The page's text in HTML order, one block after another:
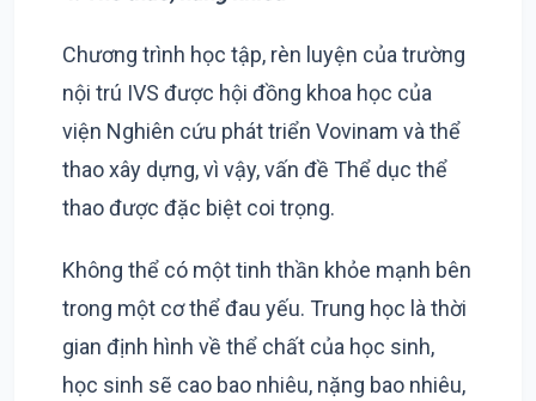
Chương trình học tập, rèn luyện của trường
nội trú IVS được hội đồng khoa học của
viện Nghiên cứu phát triển Vovinam và thể
thao xây dựng, vì vậy, vấn đề Thể dục thể
thao được đặc biệt coi trọng.
Không thể có một tinh thần khỏe mạnh bên
trong một cơ thể đau yếu. Trung học là thời
gian định hình về thể chất của học sinh,
học sinh sẽ cao bao nhiêu, nặng bao nhiêu,